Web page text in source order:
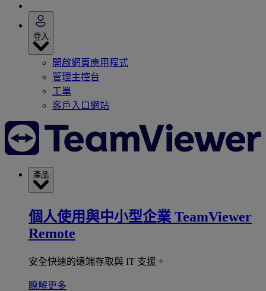
登入
開啟網頁應用程式
管理主控台
工單
客戶入口網站
產品
個人使用與中小型企業 TeamViewer
Remote
安全快速的遠端存取與 IT 支援。
瞭解更多